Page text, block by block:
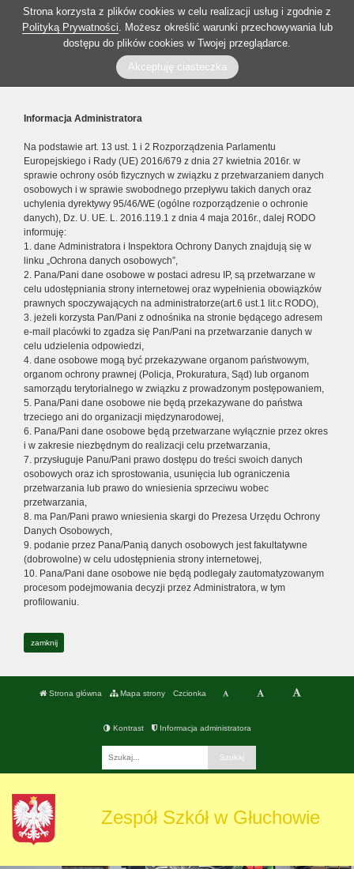
Strona korzysta z plików cookies w celu realizacji usług i zgodnie z
Polityką Prywatności. Możesz określić warunki przechowywania lub
dostępu do plików cookies w Twojej przeglądarce.
Akceptuję ciasteczka
Informacja Administratora
Na podstawie art. 13 ust. 1 i 2 Rozporządzenia Parlamentu
Europejskiego i Rady (UE) 2016/679 z dnia 27 kwietnia 2016r. w
sprawie ochrony osób fizycznych w związku z przetwarzaniem danych
osobowych i w sprawie swobodnego przepływu takich danych oraz
uchylenia dyrektywy 95/46/WE (ogólne rozporządzenie o ochronie
danych), Dz. U. UE. L. 2016.119.1 z dnia 4 maja 2016r., dalej RODO
informuję:
1. dane Administratora i Inspektora Ochrony Danych znajdują się w
linku „Ochrona danych osobowych”,
2. Pana/Pani dane osobowe w postaci adresu IP, są przetwarzane w
celu udostępniania strony internetowej oraz wypełnienia obowiązków
prawnych spoczywających na administratorze(art.6 ust.1 lit.c RODO),
3. jeżeli korzysta Pan/Pani z odnośnika na stronie będącego adresem
e-mail placówki to zgadza się Pan/Pani na przetwarzanie danych w
celu udzielenia odpowiedzi,
4. dane osobowe mogą być przekazywane organom państwowym,
organom ochrony prawnej (Policja, Prokuratura, Sąd) lub organom
samorządu terytorialnego w związku z prowadzonym postępowaniem,
5. Pana/Pani dane osobowe nie będą przekazywane do państwa
trzeciego ani do organizacji międzynarodowej,
6. Pana/Pani dane osobowe będą przetwarzane wyłącznie przez okres
i w zakresie niezbędnym do realizacji celu przetwarzania,
7. przysługuje Panu/Pani prawo dostępu do treści swoich danych
osobowych oraz ich sprostowania, usunięcia lub ograniczenia
przetwarzania lub prawo do wniesienia sprzeciwu wobec
przetwarzania,
8. ma Pan/Pani prawo wniesienia skargi do Prezesa Urzędu Ochrony
Danych Osobowych,
9. podanie przez Pana/Panią danych osobowych jest fakultatywne
(dobrowolne) w celu udostępnienia strony internetowej,
10. Pana/Pani dane osobowe nie będą podlegały zautomatyzowanym
procesom podejmowania decyzji przez Administratora, w tym
profilowaniu.
zamknij
Strona główna Mapa strony Czcionka
Kontrast Informacja administratora
Zespół Szkół w Głuchowie